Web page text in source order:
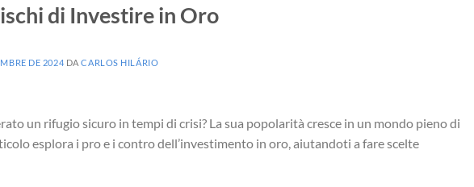
di Investire in Oro
DE 2024 DACARLOS HILÁRIO
un rifugio sicuro in tempi di crisi? La sua popolarità cresce in un mondo pieno di
esplora i pro e i contro dell’investimento in oro, aiutandoti a fare scelte